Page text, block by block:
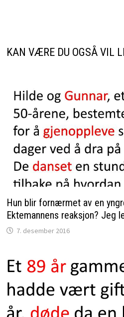
KAN VÆRE DU OGSÅ VIL
Hun blir fornærmet av en
Ektemannens reaksjon? Jeg
7. desember 2016